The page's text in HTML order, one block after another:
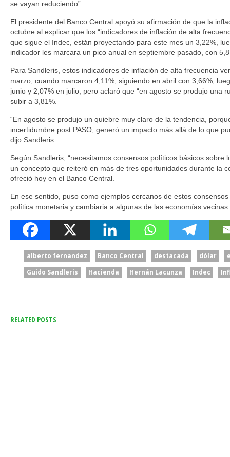
se vayan reduciendo”.
El presidente del Banco Central apoyó su afirmación de que la
octubre al explicar que los “indicadores de inflación de alta
que sigue el Indec, están proyectando para este mes un 3,22%,
indicador les marcara un pico anual en septiembre pasado, con
Para Sandleris, estos indicadores de inflación de alta frecuencia
marzo, cuando marcaron 4,11%; siguiendo en abril con 3,66%;
junio y 2,07% en julio, pero aclaró que “en agosto se produjo una
subir a 3,81%.
“En agosto se produjo un quiebre muy claro de la tendencia,
incertidumbre post PASO, generó un impacto más allá de lo que
dijo Sandleris.
Según Sandleris, “necesitamos consensos políticos básicos sobre
un concepto que reiteró en más de tres oportunidades durante la
ofreció hoy en el Banco Central.
En ese sentido, puso como ejemplos cercanos de estos
política monetaria y cambiaria a algunas de las economías vecinas.
alberto fernandez Banco Central destacada dólar
Guido Sandleris
Hacienda Hernán Lacunza Indec
RELATED POSTS